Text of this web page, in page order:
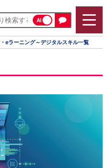
AI
eラーニング～デジタルスキル一覧